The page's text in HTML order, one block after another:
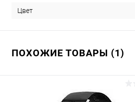
Цвет
ПОХОЖИЕ ТОВАРЫ (1)